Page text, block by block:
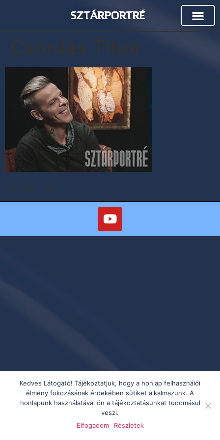
SZTÁRPORTRÉ
Csordás Tibor
Csordás Tibor
Kedves Látogató! Tájékoztatjuk, hogy a honlap felhasználói
élmény fokozásának érdekében sütiket alkalmazunk. A
honlapunk használatával ön a tájékoztatásunkat tudomásul
veszi.
Elfogadom
Részletek